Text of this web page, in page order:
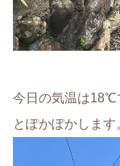
今日の気温は18℃
とぽかぽかします